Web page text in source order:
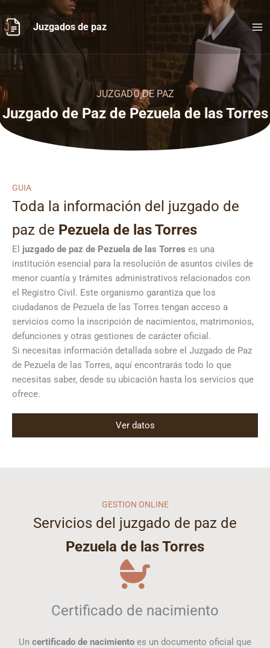
al
contenido
Juzgados de paz
JUZGADO DE PAZ
Juzgado de Paz de Pezuela de las Torres
GUIA
Toda la información del juzgado de
paz de Pezuela de las Torres
El juzgado de paz de Pezuela de las Torres es una
institución esencial para la resolución de asuntos civiles de
menor cuantía y trámites administrativos relacionados con
el Registro Civil. Este organismo garantiza que los
ciudadanos de Pezuela de las Torres tengan acceso a
servicios como la inscripción de nacimientos, matrimonios,
defunciones y otras gestiones de carácter oficial.
Si necesitas información detallada sobre el Juzgado de Paz
de Pezuela de las Torres, aquí encontrarás todo lo que
necesitas saber, desde su ubicación hasta los servicios que
ofrece.
Ver datos
GESTION ONLINE
Servicios del juzgado de paz de
Pezuela de las Torres
Certificado de nacimiento
Un certificado de nacimiento es un documento oficial que